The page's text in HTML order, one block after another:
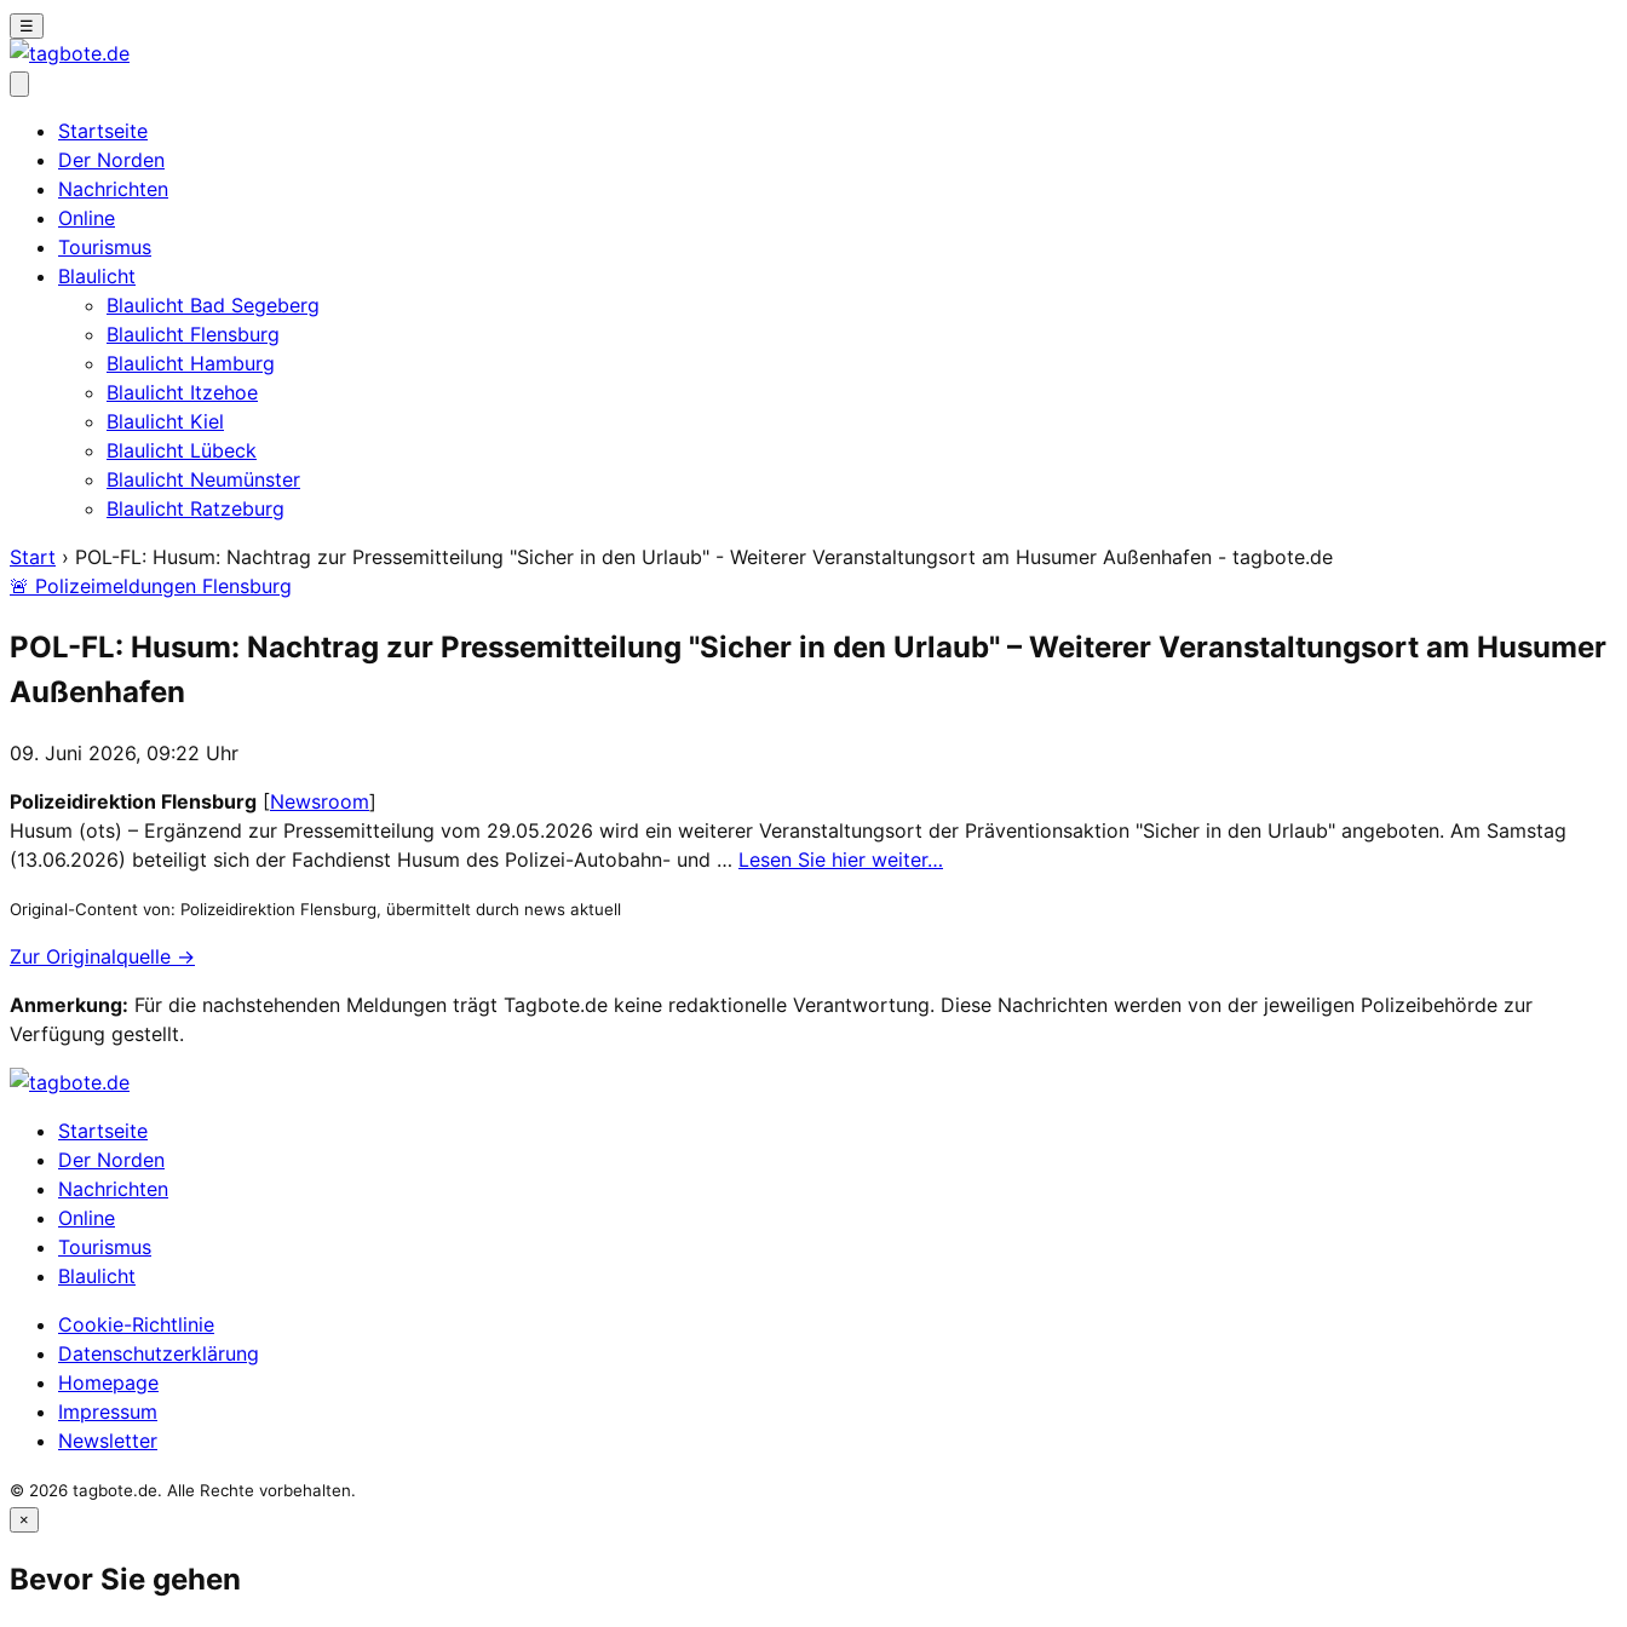
☰
Startseite
Der Norden
Nachrichten
Online
Tourismus
Blaulicht
Blaulicht Bad Segeberg
Blaulicht Flensburg
Blaulicht Hamburg
Blaulicht Itzehoe
Blaulicht Kiel
Blaulicht Lübeck
Blaulicht Neumünster
Blaulicht Ratzeburg
Start › POL-FL: Husum: Nachtrag zur Pressemitteilung "Sicher in den Urlaub" - Weiterer Veranstaltungsort am Husumer Außenhafen - tagbote.de
🚨 Polizeimeldungen Flensburg
POL-FL: Husum: Nachtrag zur Pressemitteilung "Sicher in den Urlaub" – Weiterer Veranstaltungsort am Husumer
Außenhafen
09. Juni 2026, 09:22 Uhr
Polizeidirektion Flensburg [Newsroom]
Husum (ots) – Ergänzend zur Pressemitteilung vom 29.05.2026 wird ein weiterer Veranstaltungsort der Präventionsaktion "Sicher in den Urlaub" angeboten. Am Samstag
(13.06.2026) beteiligt sich der Fachdienst Husum des Polizei-Autobahn- und … Lesen Sie hier weiter…
Original-Content von: Polizeidirektion Flensburg, übermittelt durch news aktuell
Zur Originalquelle →
Anmerkung: Für die nachstehenden Meldungen trägt Tagbote.de keine redaktionelle Verantwortung. Diese Nachrichten werden von der jeweiligen Polizeibehörde zur
Verfügung gestellt.
Startseite
Der Norden
Nachrichten
Online
Tourismus
Blaulicht
Cookie-Richtlinie
Datenschutzerklärung
Homepage
Impressum
Newsletter
© 2026 tagbote.de. Alle Rechte vorbehalten.
×
Bevor Sie gehen